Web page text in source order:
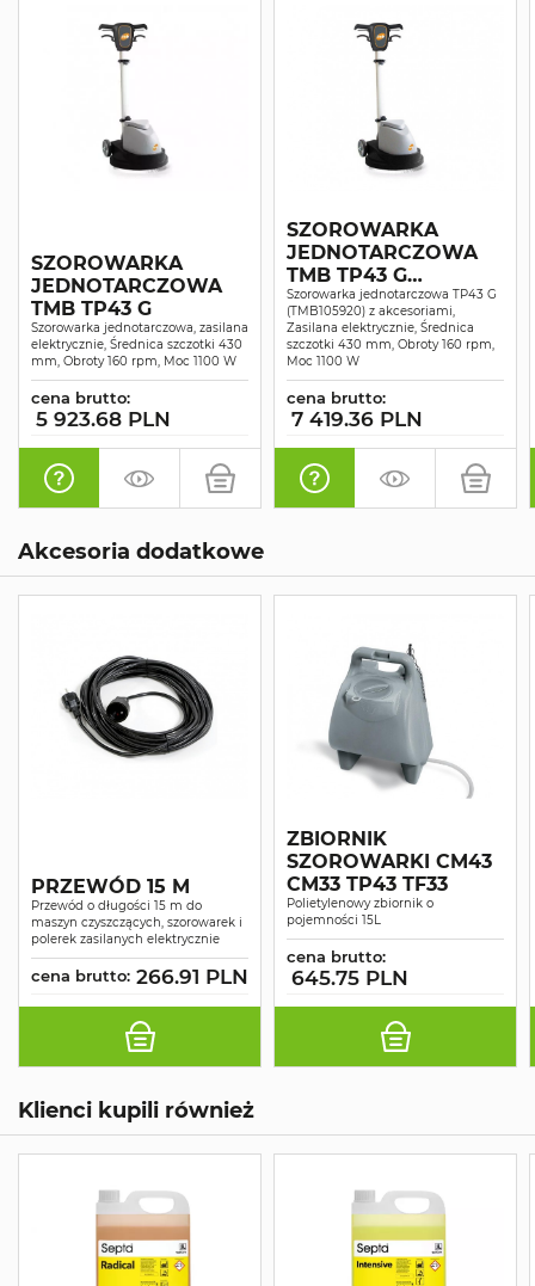
SZOROWARKA
JEDNOTARCZOWA
TMB TP43 G
Szorowarka jednotarczowa, zasilana
elektrycznie, Średnica szczotki 430
mm, Obroty 160 rpm, Moc 1100 W
cena brutto:
5 923.68 PLN
SZOROWARKA
JEDNOTARCZOWA
TMB TP43 G
KOMPLET
Szorowarka jednotarczowa TP43 G
(TMB105920) z akcesoriami,
Zasilana elektrycznie, Średnica
szczotki 430 mm, Obroty 160 rpm,
Moc 1100 W
cena brutto:
7 419.36 PLN
Akcesoria dodatkowe
PRZEWÓD 15 M
Przewód o długości 15 m do
maszyn czyszczących, szorowarek i
polerek zasilanych elektrycznie
cena brutto: 266.91 PLN
ZBIORNIK
SZOROWARKI CM43
CM33 TP43 TF33
Polietylenowy zbiornik o
pojemności 15L
cena brutto:
645.75 PLN
Klienci kupili również